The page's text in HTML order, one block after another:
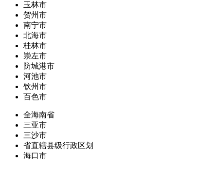
玉林市
贺州市
南宁市
北海市
桂林市
崇左市
防城港市
河池市
钦州市
百色市
全海南省
三亚市
三沙市
省直辖县级行政区划
海口市